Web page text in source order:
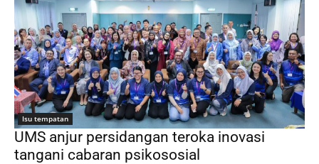
Isu tempatan
UMS anjur persidangan teroka inovasi
tangani cabaran psikososial